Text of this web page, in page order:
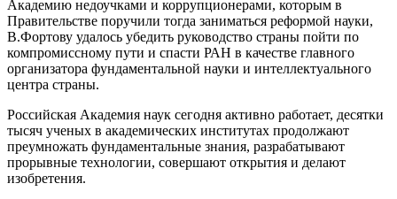
Академию недоучками и коррупционерами, которым в
Правительстве поручили тогда заниматься реформой науки,
В.Фортову удалось убедить руководство страны пойти по
компромиссному пути и спасти РАН в качестве главного
организатора фундаментальной науки и интеллектуального
центра страны.
Российская Академия наук сегодня активно работает, десятки
тысяч ученых в академических институтах продолжают
преумножать фундаментальные знания, разрабатывают
прорывные технологии, совершают открытия и делают
изобретения.